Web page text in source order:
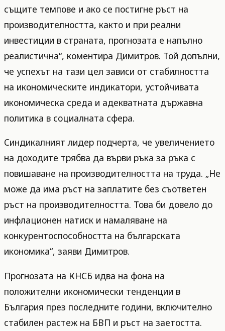
същите темпове и ако се постигне ръст на
производителността, както и при реални
инвестиции в страната, прогнозата е напълно
реалистична“, коментира Димитров. Той допълни,
че успехът на тази цел зависи от стабилността
на икономическите индикатори, устойчивата
икономическа среда и адекватната държавна
политика в социалната сфера.
Синдикалният лидер подчерта, че увеличението
на доходите трябва да върви ръка за ръка с
повишаване на производителността на труда. „Не
може да има ръст на заплатите без съответен
ръст на производителността. Това би довело до
инфлационен натиск и намаляване на
конкурентоспособността на българската
икономика“, заяви Димитров.
Прогнозата на КНСБ идва на фона на
положителни икономически тенденции в
България през последните години, включително
стабилен растеж на БВП и ръст на заетостта.